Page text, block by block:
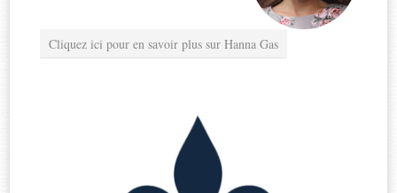
Cliquez ici pour en savoir plus sur Hanna Gas